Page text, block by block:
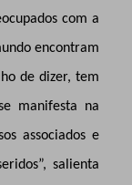
com a
encontram
de dizer, tem
manifesta na
associados e
salienta